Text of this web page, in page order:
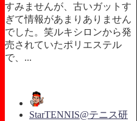
すみませんが、古いガットす
ぎて情報があまりありません
でした。笑ルキシロンから発
売されていたポリエステル
で、...
StarTENNIS@テニス研